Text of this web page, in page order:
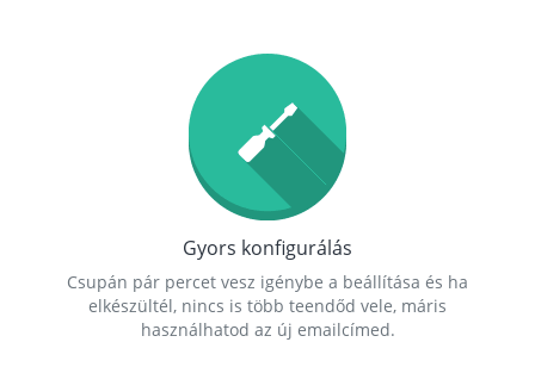
Gyors konfigurálás
Csupán pár percet vesz igénybe a beállítása és ha
elkészültél, nincs is több teendőd vele, máris
használhatod az új emailcímed.